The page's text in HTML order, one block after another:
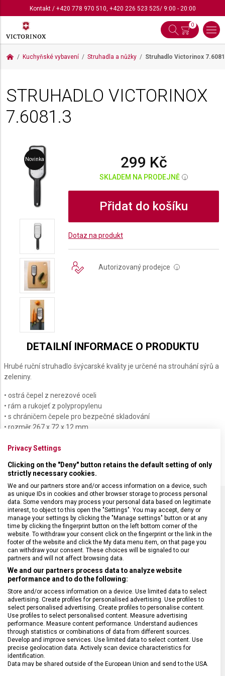
Kontakt/ +420 778 970 510, +420 226 523 525/ 9:00 - 20:00
0
Kuchyňské vybavení Struhadla a nůžky Struhadlo Victorinox
STRUHADLO VICTORINOX
7.6081.3
Novinka 299 Kč
SKLADEM NA PRODEJNĚ i
Přidat do košíku
Dotaz na produkt
Autorizovaný prodejce i
DETAILNÍ INFORMACE O PRODUKTU
Hrubé ruční struhadlo švýcarské kvality je určené na strouhání sýrů a
zeleniny.
• ostrá čepel z nerezové oceli
• rám a rukojeť z polypropylenu
• s chráničem čepele pro bezpečné skladování
• rozměr 267 x 72 x 12 mm
• vhodné pro mytí v myčce
SPECIFIKACE PRODUKTU
DRUH ZBOŽÍ Kuchyňské vybavení
ZÁRUKA 24 měsíců
HMOTNOST 100 g
MATERIÁL RUKOJETI Polypropylen (PP)
Privacy Settings
Clicking on the "Deny" button retains the default setting of only
strictly necessary cookies.
We and our partners store and/or access information on a device, such
as unique IDs in cookies and other browser storage to process personal
data. Some vendors may process your personal data based on legitimate
interest, to object to this open the "Settings". You may accept, deny or
manage your settings by clicking the "Manage settings" button or at any
time by clicking the fingerprint button on the left bottom corner of the
website. To withdraw your consent click on the fingerprint or the link in the
footer of the website and click the My data menu item, on that page you
can withdraw your consent. These choices will be signaled to our
partners and will not affect browsing data.
We and our partners process data to analyze website
performance and to do the following:
Store and/or access information on a device. Use limited data to select
advertising. Create profiles for personalised advertising. Use profiles to
select personalised advertising. Create profiles to personalise content.
Use profiles to select personalised content. Measure advertising
performance. Measure content performance. Understand audiences
through statistics or combinations of data from different sources.
Develop and improve services. Use limited data to select content. Use
precise geolocation data. Actively scan device characteristics for
identification.
Data may be shared outside of the European Union and send to the USA.